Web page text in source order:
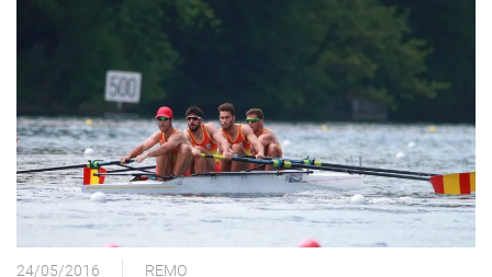
24/05/2016 REMO